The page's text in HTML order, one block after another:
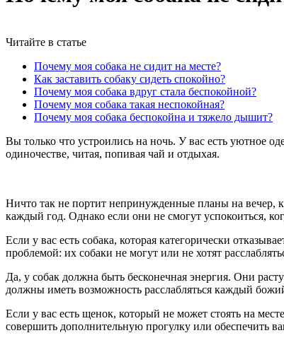
Читайте в статье
Почему моя собака не сидит на месте?
Как заставить собаку сидеть спокойно?
Почему моя собака вдруг стала беспокойной?
Почему моя собака такая неспокойная?
Почему моя собака беспокойна и тяжело дышит?
Вы только что устроились на ночь. У вас есть уютное
одиночестве, читая, попивая чай и отдыхая.
Ничто так не портит непринужденные планы на вечер,
каждый год. Однако если они не смогут успокоиться,
Если у вас есть собака, которая категорически
проблемой: их собаки не могут или не хотят
Да, у собак должна быть бесконечная энергия. Они
должны иметь возможность расслабляться каждый
Если у вас есть щенок, который не может стоять на
совершить дополнительную прогулку или обеспечить